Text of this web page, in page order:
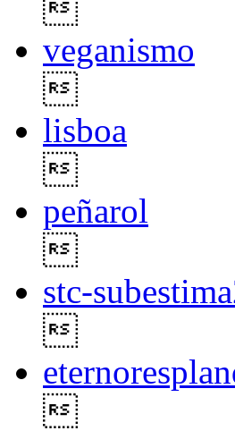
veganismo
lisboa
peñarol
stc-